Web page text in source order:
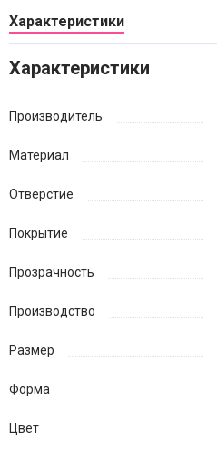
Характеристики
Характеристики
Производитель
Материал
Отверстие
Покрытие
Прозрачность
Производство
Размер
Форма
Цвет